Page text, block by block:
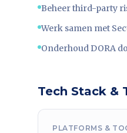
Beheer third-party
Werk samen met
Onderhoud DORA
Tech Stack &
PLATFORMS &